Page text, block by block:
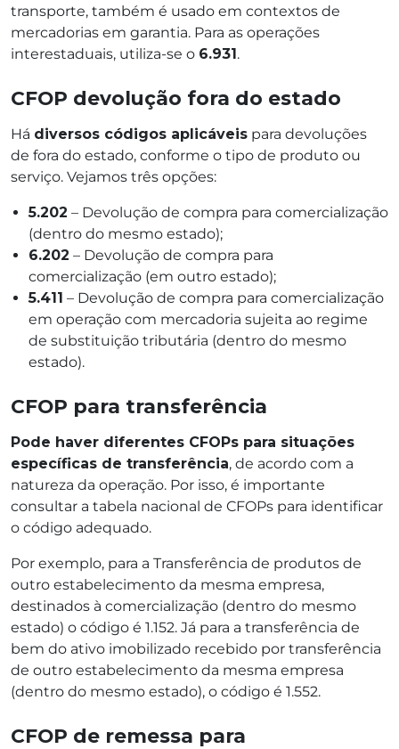
transporte, também é usado em contextos de
mercadorias em garantia. Para as operações
interestaduais, utiliza-se o 6.931 .
CFOP devolução fora do estado
Há diversos códigos aplicáveis para devoluções
de fora do estado, conforme o tipo de produto ou
serviço. Vejamos três opções:
5.202 – Devolução de compra para comercialização
(dentro do mesmo estado);
6.202 – Devolução de compra para
comercialização (em outro estado);
5.411 – Devolução de compra para comercialização
em operação com mercadoria sujeita ao regime
de substituição tributária (dentro do mesmo
estado).
CFOP para transferência
Pode haver diferentes CFOPs para situações
específicas de transferência, de acordo com a
natureza da operação. Por isso, é importante
consultar a tabela nacional de CFOPs para identificar
o código adequado.
Por exemplo, para a Transferência de produtos de
outro estabelecimento da mesma empresa,
destinados à comercialização (dentro do mesmo
estado) o código é 1.152. Já para a transferência de
bem do ativo imobilizado recebido por transferência
de outro estabelecimento da mesma empresa
(dentro do mesmo estado), o código é 1.552.
CFOP de remessa para